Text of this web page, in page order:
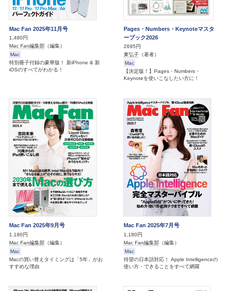
Mac Fan 2025年11月号
1,480円
Mac Fan編集部 （編集）
Mac
特別冊子付録の豪華版！ 新iPhone & 新
iOSのすべてがわかる！
Pages・Numbers・Keynoteマスタ
ーブック2026
2695円
東弘子 （著者）
Mac
【決定版！】Pages・Numbers・
Keynoteを使いこなしたい方に！
Mac Fan 2025年9月号
1,180円
Mac Fan編集部 （編集）
Mac
Macの買い替えタイミングは「5年」がお
すすめな理由
Mac Fan 2025年7月号
1,180円
Mac Fan編集部 （編集）
Mac
待望の日本語対応！ Apple Intelligenceの
使い方・できることをすべて網羅